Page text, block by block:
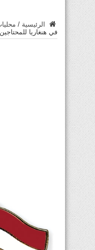
الرئيسية /
في هنغاريا للمحتاجين